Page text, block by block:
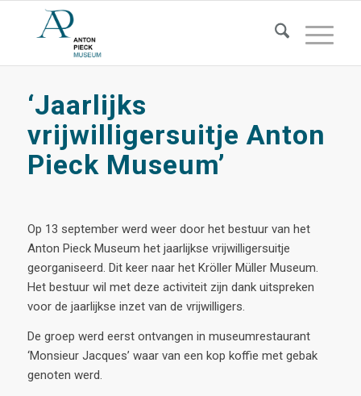
‘Jaarlijks
vrijwilligersuitje Anton
Pieck Museum’
Op 13 september werd weer door het bestuur van het
Anton Pieck Museum het jaarlijkse vrijwilligersuitje
georganiseerd. Dit keer naar het Kröller Müller Museum.
Het bestuur wil met deze activiteit zijn dank uitspreken
voor de jaarlijkse inzet van de vrijwilligers.
De groep werd eerst ontvangen in museumrestaurant
‘Monsieur Jacques’ waar van een kop koffie met gebak
genoten werd.